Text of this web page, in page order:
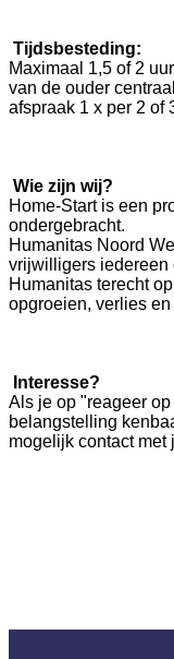
Tijdsbesteding:
Maximaal 1,5 of 2
van de ouder
afspraak 1 x per 2 of
Wie zijn wij?
Home-Start is een
ondergebracht.
Humanitas Noord
vrijwilligers iedereen
Humanitas terecht
opgroeien, verlies
Interesse?
Als je op "reageer
belangstelling
mogelijk contact met